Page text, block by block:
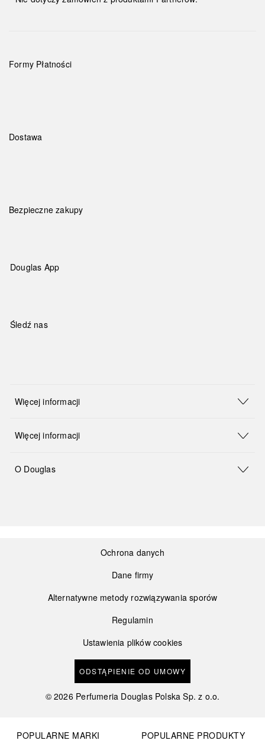
Formy Płatności
Dostawa
Bezpieczne zakupy
Douglas App
Śledź nas
Więcej informacji
Więcej informacji
O Douglas
Ochrona danych
Dane firmy
Alternatywne metody rozwiązywania sporów
Regulamin
Ustawienia plików cookies
ODSTĄPIENIE OD UMOWY
©2026 Perfumeria Douglas Polska Sp. z o.o.
POPULARNE MARKI
POPULARNE PRODUKTY